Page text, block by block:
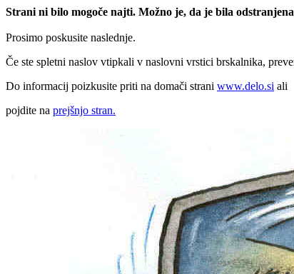
Strani ni bilo mogoče najti. Možno je, da je bila
Prosimo poskusite naslednje.
Če ste spletni naslov vtipkali v naslovni vrstici brskalnika,
Do informacij poizkusite priti na domači strani www.delo.si ali
pojdite na prejšnjo stran.